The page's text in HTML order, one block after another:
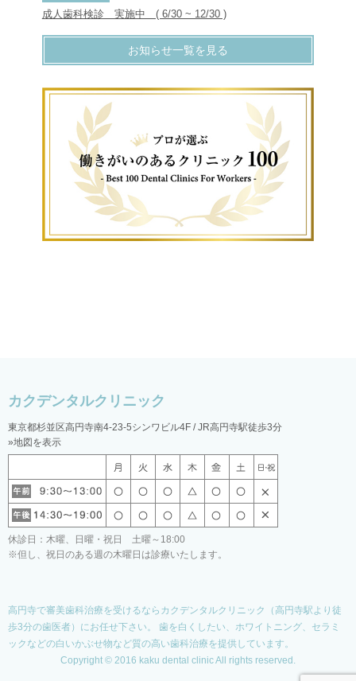
成人歯科検診 実施中 ( 6/30 ~ 12/30 )
お知らせ一覧を見る
東京都杉並区高円寺南4-23-5シンワビル4F / JR高円寺駅徒歩3分
»地図を表示
休診日：木曜、日曜・祝日 土曜～18:00
※但し、祝日のある週の木曜日は診療いたします。
高円寺で審美歯科治療を受けるならカクデンタルクリニック（高円寺駅より徒
歩3分の歯医者）にお任せ下さい。
歯を白くしたい、ホワイトニング、セラミ
ックなどの白いかぶせ物など質の高い歯科治療を提供しています。
Copyright © 2016 kaku dental clinic All rights reserved.